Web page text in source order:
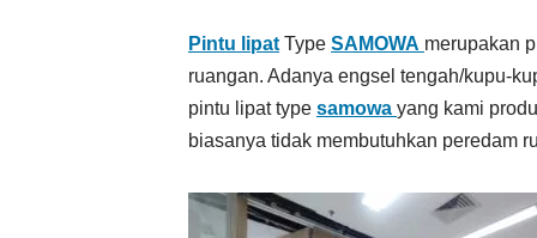
Pintu lipat Type SAMOWA merupakan
ruangan. Adanya engsel tengah/kupu-
pintu lipat type samowa yang kami
biasanya tidak membutuhkan peredam